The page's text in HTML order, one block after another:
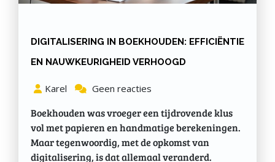
DIGITALISERING IN BOEKHOUDEN: EFFICIËNTIE
EN NAUWKEURIGHEID VERHOOGD
Karel Geen reacties
Boekhouden was vroeger een tijdrovende klus
vol met papieren en handmatige berekeningen.
Maar tegenwoordig, met de opkomst van
digitalisering, is dat allemaal veranderd.